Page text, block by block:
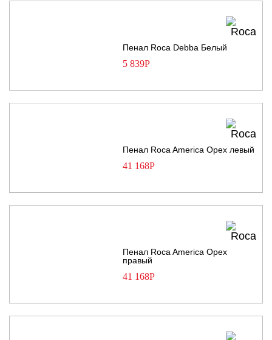
Пенал Roca Debba Белый
5 839Р
Пенал Roca America Орех левый
41 168Р
Пенал Roca America Орех
правый
41 168Р